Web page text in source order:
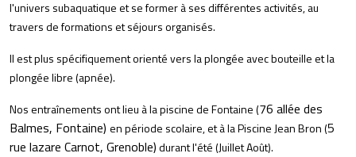
l'univers subaquatique et se former à ses différentes activités, au
travers de formations et séjours organisés.
Il est plus spécifiquement orienté vers la plongée avec bouteille et la
plongée libre (apnée).
Nos entraînements ont lieu à la piscine de Fontaine (76 allée des
Balmes, Fontaine) en période scolaire, et à la Piscine Jean Bron (5
rue lazare Carnot, Grenoble)durant l'été (Juillet Août).